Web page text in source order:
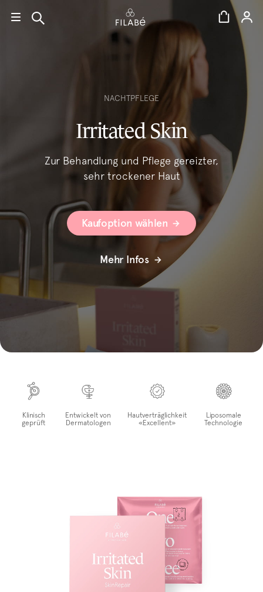
zum
NACHTPFLEGE
Irritated Skin
Zur Behandlung und Pflege gereizter,
sehr trockener Haut
Kaufoption wählen
Mehr Infos
Klinisch
geprüft
Entwickelt von
Dermatologen
Hautverträglichkeit
«Excellent»
Liposomale
Technologie